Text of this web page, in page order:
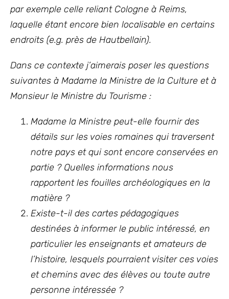
par exemple celle reliant Cologne à Reims,
laquelle étant encore bien localisable en certains
endroits (e.g. près de Hautbellain).
Dans ce contexte j’aimerais poser les questions
suivantes à Madame la Ministre de la Culture et à
Monsieur le Ministre du Tourisme :
Madame la Ministre peut-elle fournir des
détails sur les voies romaines qui traversent
notre pays et qui sont encore conservées en
partie ? Quelles informations nous
rapportent les fouilles archéologiques en la
matière ?
Existe-t-il des cartes pédagogiques
destinées à informer le public intéressé, en
particulier les enseignants et amateurs de
l’histoire, lesquels pourraient visiter ces voies
et chemins avec des élèves ou toute autre
personne intéressée ?